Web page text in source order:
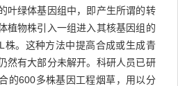
叶绿体基因组中，即产生所谓的转
植物株引入一组进入其核基因组的
株。这种方法中提高合成或生成青
然有大部分未解开。科研人员已研
的600多株基因工程烟草，用以分